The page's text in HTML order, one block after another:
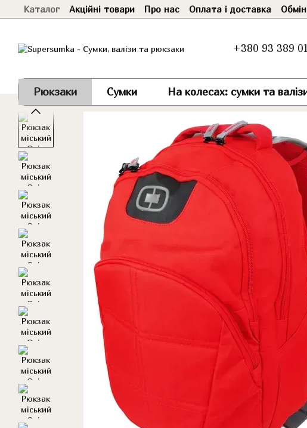
Перейти до основного контенту
Каталог Акційні товари Про нас Оплата і доставка
+380 93 389
Рюкзаки Сумки На колесах: сумки та